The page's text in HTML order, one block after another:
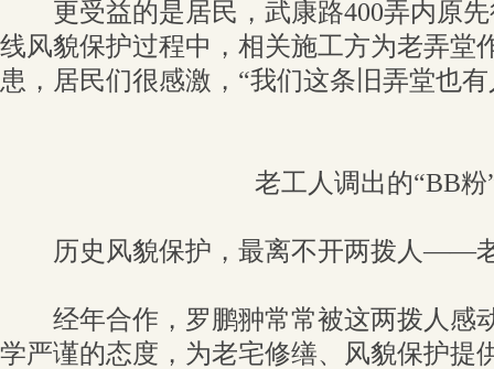
更受益的是居民，武康路400弄内原先
线风貌保护过程中，相关施工方为老弄堂
患，居民们很感激，“我们这条旧弄堂也
老工人调出的“BB粉
历史风貌保护，最离不开两拨人——老
经年合作，罗鹏翀常常被这两拨人感
学严谨的态度，为老宅修缮、风貌保护提